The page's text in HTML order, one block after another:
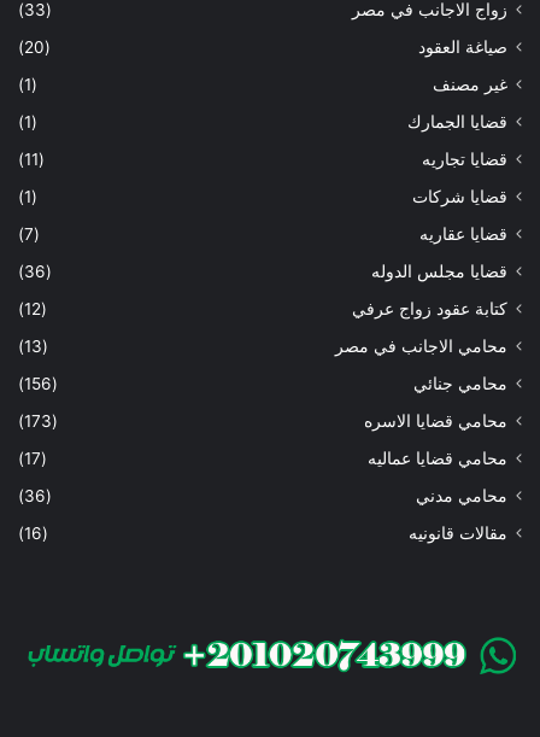
زواج الاجانب في مصر
(33)
صياغة العقود
(20)
غير مصنف
(1)
قضايا الجمارك
(1)
قضايا تجاريه
(11)
قضايا شركات
(1)
قضايا عقاريه
(7)
قضايا مجلس الدوله
(36)
كتابة عقود زواج عرفي
(12)
محامي الاجانب في مصر
(13)
محامي جنائي
(156)
محامي قضايا الاسره
(173)
محامي قضايا عماليه
(17)
محامي مدني
(36)
مقالات قانونيه
(16)